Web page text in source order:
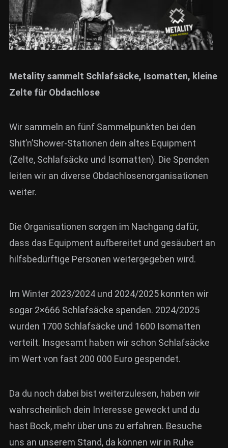
Metality sammelt Schlafsäcke, Isomatten, kleine
Zelte für Obdachlose
Wir sammeln an fünf Sammelpunkten bei den
Shit’n’Shower-Stationen dein altes Equipment
(Zelte, Schlafsäcke und Isomatten). Die Spenden
leiten wir an diverse Obdachlosenorganisationen
weiter.
Die Organisationen sorgen im Nachgang dafür,
dass das Equipment aufbereitet und gesäubert an
hilfsbedürftige Personen weitergegeben wird.
Im Winter 2023/2024 und 2024/2025 konnten wir
sogar 2×666 Schlafsäcke spenden. 2024/2025
wurden 1700 Schlafsäcke und 1600 Isomatten
verteilt. Insgesamt haben wir schon Schlafsäcke
im Wert von fast 200 000 Euro gespendet.
Da du noch dabei bist weiterzulesen, haben wir
wahrscheinlich dein Interesse geweckt und du
hast Bock, mehr über uns zu erfahren. Besuche
uns an unserem Stand, da können wir in Ruhe